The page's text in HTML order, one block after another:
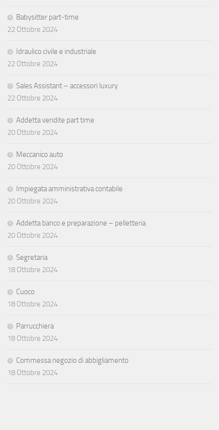
Babysitter part-time
22 Ottobre 2024
Idraulico civile e industriale
22 Ottobre 2024
Sales Assistant – accessori luxury
22 Ottobre 2024
Addetta vendite part time
20 Ottobre 2024
Meccanico auto
20 Ottobre 2024
Impiegata amministrativa contabile
20 Ottobre 2024
Addetta banco e preparazione – pelletteria
20 Ottobre 2024
Segretaria
18 Ottobre 2024
Cuoco
18 Ottobre 2024
Parrucchiera
18 Ottobre 2024
Commessa negozio di abbigliamento
18 Ottobre 2024